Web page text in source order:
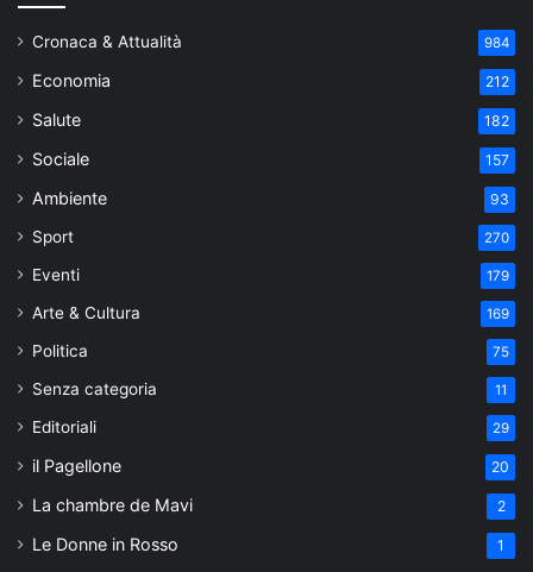
Cronaca & Attualità 984
Economia 212
Salute 182
Sociale 157
Ambiente 93
Sport 270
Eventi 179
Arte & Cultura 169
Politica 75
Senza categoria 11
Editoriali 29
il Pagellone 20
La chambre de Mavi 2
Le Donne in Rosso 1